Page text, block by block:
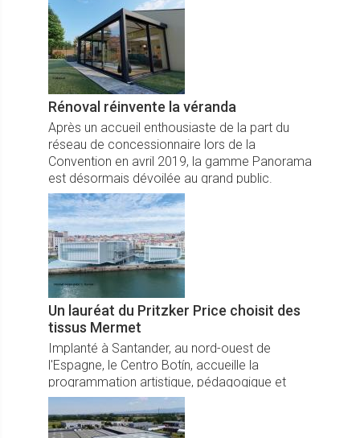
Rénoval réinvente la véranda
Après un accueil enthousiaste de la part du
réseau de concessionnaire lors de la
Convention en avril 2019, la gamme Panorama
est désormais dévoilée au grand public.
Un lauréat du Pritzker Price choisit des
tissus Mermet
Implanté à Santander, au nord-ouest de
l'Espagne, le Centro Botín, accueille la
programmation artistique, pédagogique et
culturelle de la Fondation Botín, la plus
importante fondation culturelle privée du pays.